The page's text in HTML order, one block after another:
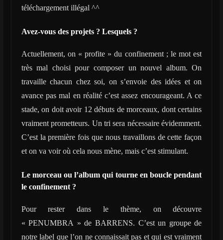
téléchargement illégal ^^
Avez-vous des projets ? Lesquels ?
Actuellement, on « profite » du confinement ; le mot est
très mal choisi pour composer un nouvel album. On
travaille chacun chez soi, on s’envoie des idées et on
avance pas mal en réalité c’est assez encourageant. A ce
stade, on doit avoir 12 débuts de morceaux, dont certains
vraiment prometteurs. Un tri sera nécessaire évidemment.
C’est la première fois que nous travaillons de cette façon
et on va voir où cela nous mène, mais c’est stimulant.
Le morceau ou l’album qui tourne en boucle pendant
le confinement ?
Pour rester dans le thème, on découvre
« PENUMBRA » de BARRENS. C’est un groupe de
notre label que l’on ne connaissait pas et qui est vraiment